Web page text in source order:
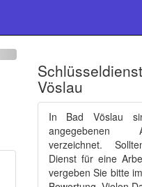
Vöslau
In Bad Vöslau
angegebenen
verzeichnet.
Dienst für eine
vergeben Sie bitte